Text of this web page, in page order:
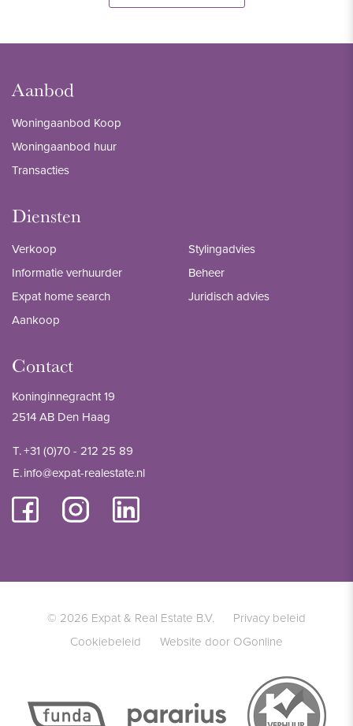
Aanbod
Woningaanbod Koop
Woningaanbod huur
Transacties
Diensten
Verkoop
Informatie verhuurder
Expat home search
Aankoop
Stylingadvies
Beheer
Juridisch advies
Contact
Koninginnegracht 19
2514 AB Den Haag
T.+31 (0)70 - 212 25 89
E.info@expat-realestate.nl
© 2026 Expat & Real Estate B.V.
Privacy beleid
Cookiebeleid
Website door OGonline